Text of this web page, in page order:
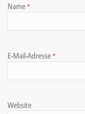
Name*
E-Mail-Adresse*
Website